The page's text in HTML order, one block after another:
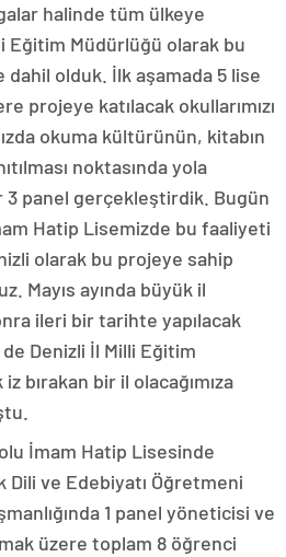
halinde tüm ülkeye
Eğitim Müdürlüğü olarak bu
dahil olduk. İlk aşamada 5 lise
projeye katılacak okullarımızı
okuma kültürünün, kitabın
noktasında yola
3 panel gerçekleştirdik. Bugün
Hatip Lisemizde bu faaliyeti
olarak bu projeye sahip
Mayıs ayında büyük il
ileri bir tarihte yapılacak
Denizli İl Milli Eğitim
bırakan bir il olacağımıza
İmam Hatip Lisesinde
Dili ve Edebiyatı Öğretmeni
1 panel yöneticisi ve
üzere toplam 8 öğrenci